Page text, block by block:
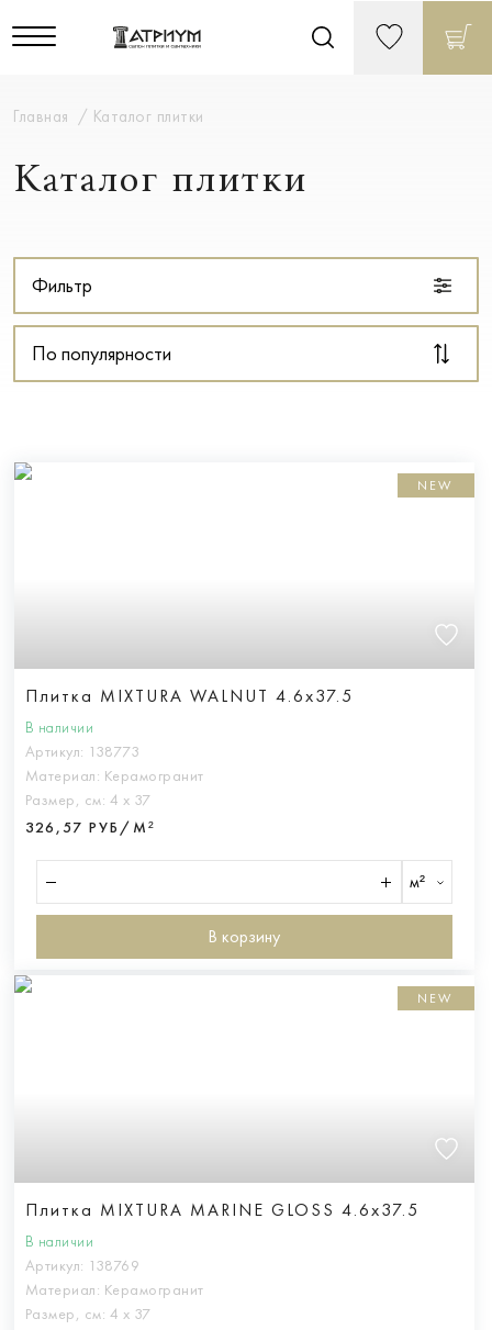
Главная Каталог плитки
Каталог плитки
Фильтр
По популярности
NEW
Плитка MIXTURA WALNUT 4.6x37.5
В наличии
Артикул: 138773
Материал: Керамогранит
Размер, см: 4 х 37
326,57 РУБ/М²
м²
В корзину
NEW
Плитка MIXTURA MARINE GLOSS 4.6x37.5
В наличии
Артикул: 138769
Материал: Керамогранит
Размер, см: 4 х 37